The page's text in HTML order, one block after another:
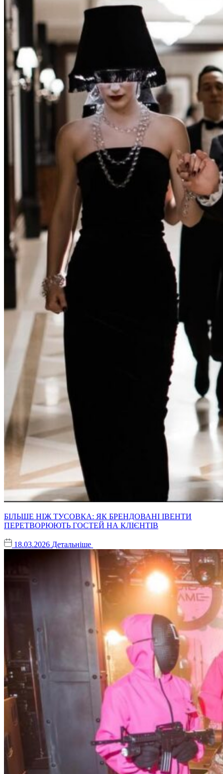
БІЛЬШЕ НІЖ ТУСОВКА: ЯК БРЕНДОВАНІ ІВЕНТИ
ПЕРЕТВОРЮЮТЬ ГОСТЕЙ НА КЛІЄНТІВ
18.03.2026 Детальніше